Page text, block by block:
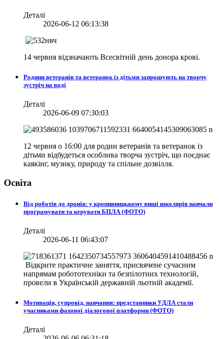
Деталі
2026-06-12 06:13:38
14 червня відзначають Всесвітній день донора крові.
Родини ветеранів та ветеранок із дітьми запрошують на творчу
зустріч на воді
Деталі
2026-06-09 07:30:03
12 червня о 16:00 для родин ветеранів та ветеранок із
дітьми відбудеться особлива творча зустріч, що поєднає
каякінг, музику, природу та спільне дозвілля.
Освіта
Від роботів до дронів: у кропивницькому виші школярів навчали
програмувати та керувати БПЛА (ФОТО)
Деталі
2026-06-11 06:43:07
Відкрите практичне заняття, присвячене сучасним
напрямам робототехніки та безпілотних технологій,
провели в Українській державній льотній академії.
Мотивація, супровід, навчання: представники УДЛА стали
учасниками фахової діалогової платформи (ФОТО)
Деталі